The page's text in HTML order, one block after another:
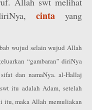
cinta yang
wujud selain wujud Allah
“gambaran” diriNya
dan namaNya. al-Hallaj
itu adalah Adam, setelah
itu, maka Allah memuliakan